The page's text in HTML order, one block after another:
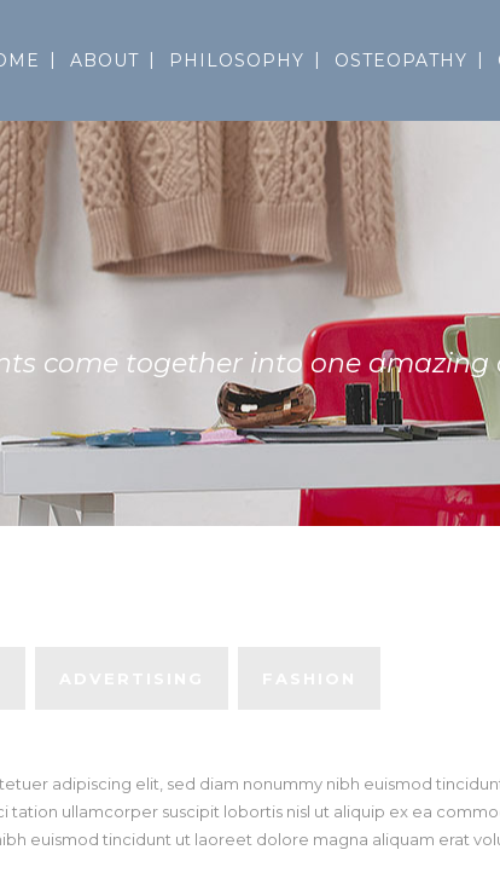
ABOUT PHILOSOPHY OSTEOPATHY
come together into one amazing
adipiscing elit, sed diam nonummy nibh euismod
tation ullamcorper suscipit lobortis nisl ut aliquip ex ea
euismod tincidunt ut laoreet dolore magna aliquam erat